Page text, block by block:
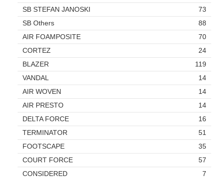
SB STEFAN JANOSKI
73
SB Others
88
AIR FOAMPOSITE
70
CORTEZ
24
BLAZER
119
VANDAL
14
AIR WOVEN
14
AIR PRESTO
14
DELTA FORCE
16
TERMINATOR
51
FOOTSCAPE
35
COURT FORCE
57
CONSIDERED
7